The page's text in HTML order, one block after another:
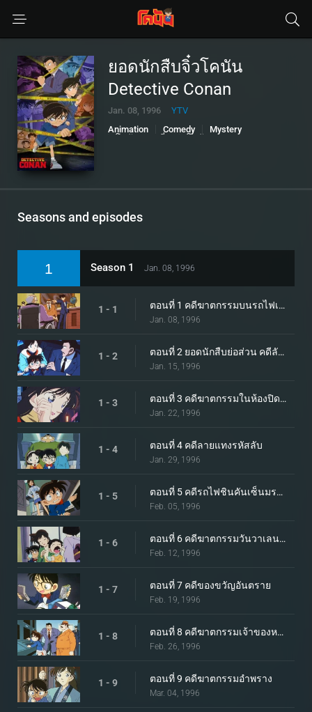
ยอดนักสืบจิ๋วโคนัน
Detective Conan
Jan. 08, 1996
YTV
Animation
Comedy
Mystery
Seasons and episodes
1 Season 1 Jan. 08, 1996
1 - 1 ตอนที่ 1 คดีฆาตกรรมบนรถไฟเหาะ
Jan. 08, 1996
1 - 2 ตอนที่ 2 ยอดนักสืบย่อส่วน คดีลักพาตัวลูกสาวประธานบริษัท
Jan. 15, 1996
1 - 3 ตอนที่ 3 คดีฆาตกรรมในห้องปิดตายของยอดดารา
Jan. 22, 1996
1 - 4 ตอนที่ 4 คดีลายแทงรหัสลับ
Jan. 29, 1996
1 - 5 ตอนที่ 5 คดีรถไฟชินคันเซ็นมรณะ
Feb. 05, 1996
1 - 6 ตอนที่ 6 คดีฆาตกรรมวันวาเลนไทน์
Feb. 12, 1996
1 - 7 ตอนที่ 7 คดีของขวัญอันตราย
Feb. 19, 1996
1 - 8 ตอนที่ 8 คดีฆาตกรรมเจ้าของหอศิลป์
Feb. 26, 1996
1 - 9 ตอนที่ 9 คดีฆาตกรรมอำพราง
Mar. 04, 1996